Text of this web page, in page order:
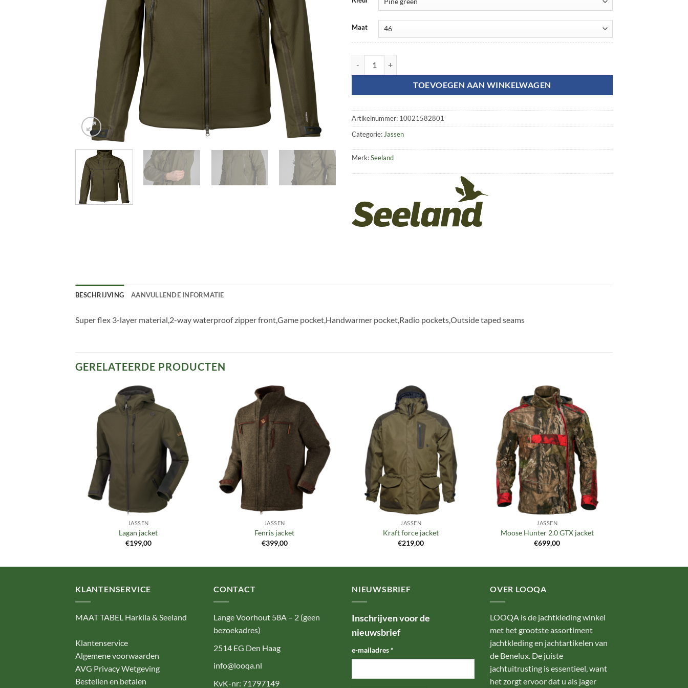
Maat
TOEVOEGEN AAN WINKELWAGEN
Artikelnummer: 10021582801
Categorie: Jassen
Merk:Seeland
BESCHRIJVING AANVULLENDE INFORMATIE
Super flex 3-layer material,2-way waterproof zipper front,Game pocket,Handwarmer pocket,Radio pockets,Outside taped seams
GERELATEERDE PRODUCTEN
Toevoegen
aan
verlanglijst
JASSEN
Lagan jacket
€199,00
Toevoegen
aan
verlanglijst
JASSEN
Fenris jacket
€399,00
Toevoegen
aan
verlanglijst
JASSEN
Kraft force jacket
€219,00
Toevoegen
aan
verlanglijst
JASSEN
Moose Hunter 2.0 GTX jacket
€699,00
KLANTENSERVICE
MAAT TABEL Harkila & Seeland
Klantenservice
Algemene voorwaarden
AVG Privacy Wetgeving
Bestellen en betalen
CONTACT
Lange Voorhout 58A – 2 (geen
bezoekadres)
2514 EG Den Haag
info@looqa.nl
KvK-nr: 71797149
NIEUWSBRIEF
Inschrijven voor de
nieuwsbrief
e-mailadres*
OVER LOOQA
LOOQA is de jachtkleding winkel
met het grootste assortiment
jachtkleding en jachtartikelen van
de Benelux. De juiste
jachtuitrusting is essentieel, want
het zorgt ervoor dat u als jager